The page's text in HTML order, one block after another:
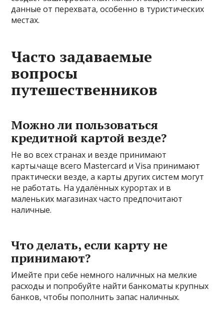
данные от перехвата, особенно в туристических
местах.
Часто задаваемые
вопросы
путешественников
Можно ли пользоваться
кредитной картой везде?
Не во всех странах и везде принимают
карты.чаще всего Mastercard и Visa принимают
практически везде, а карты других систем могут
не работать. На удалённых курортах и в
маленьких магазинах часто предпочитают
наличные.
Что делать, если карту не
принимают?
Имейте при себе немного наличных на мелкие
расходы и попробуйте найти банкоматы крупных
банков, чтобы пополнить запас наличных.